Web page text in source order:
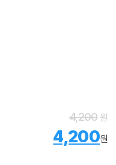
4,200 원
4,200원